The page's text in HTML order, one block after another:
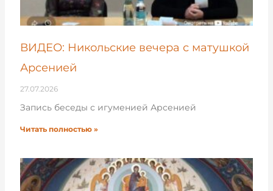
ВИДЕО: Никольские вечера с матушкой
Арсенией
27.07.2026
Запись беседы с игуменией Арсенией
Читать полностью »